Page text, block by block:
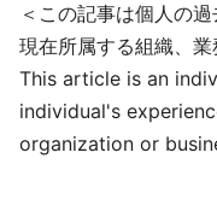
＜この記事は個人の
現在所属する組織、
This article is an
individual's
organization or